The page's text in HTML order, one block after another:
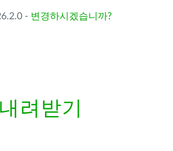
- 변경하시겠습니까?
려받기